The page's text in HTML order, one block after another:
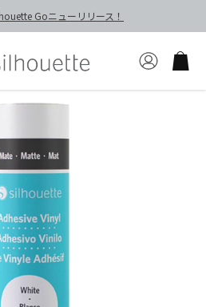
Goニューリリース！